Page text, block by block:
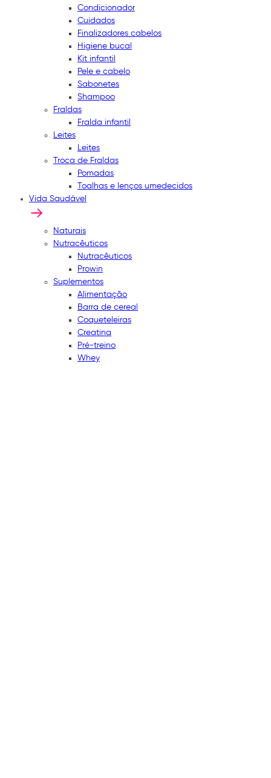
Condicionador
Cuidados
Finalizadores cabelos
Higiene bucal
Kit infantil
Pele e cabelo
Sabonetes
Shampoo
Fraldas
Fralda infantil
Leites
Leites
Troca de Fraldas
Pomadas
Toalhas e lenços umedecidos
Vida Saudável
Naturais
Nutracêuticos
Nutracêuticos
Prowin
Suplementos
Alimentação
Barra de cereal
Coqueteleiras
Creatina
Pré-treino
Whey